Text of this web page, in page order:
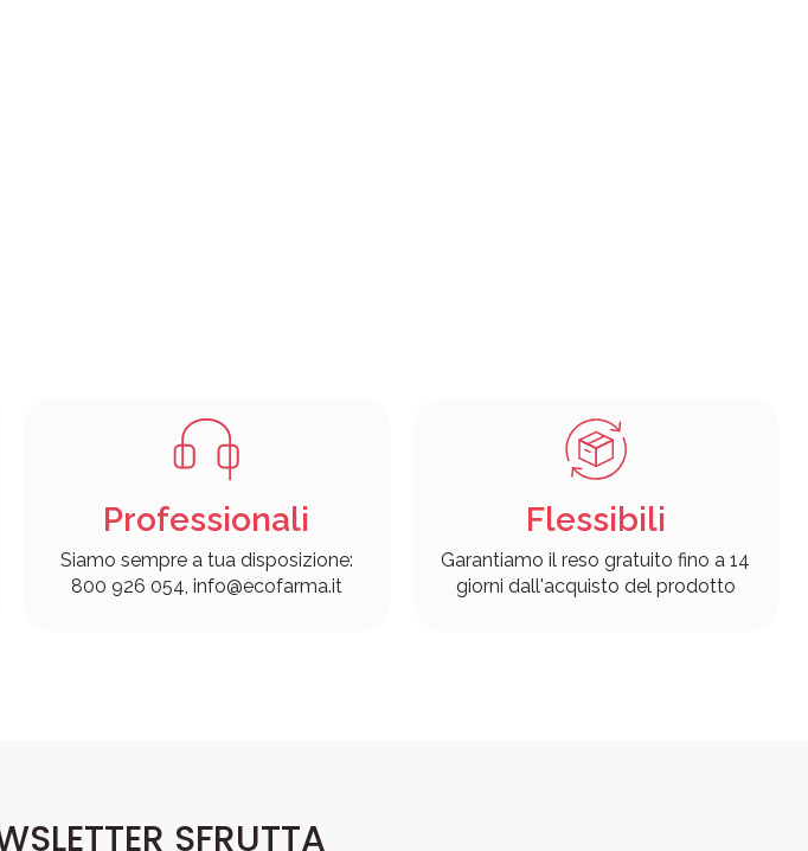
Professionali
Siamo sempre a tua disposizione:
800 926 054, info@ecofarma.it
Flessibili
Garantiamo il reso gratuito fino a 14
giorni dall'acquisto del prodotto
SFRUTTA